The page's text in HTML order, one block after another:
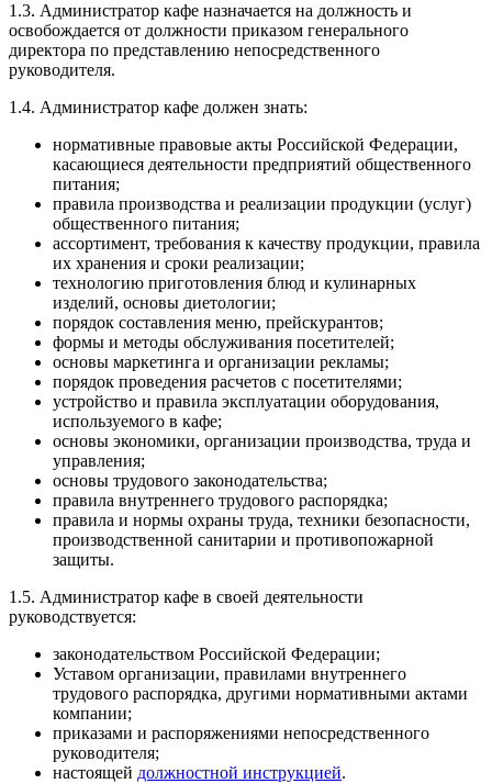
1.3. Администратор кафе назначается на должность и
освобождается от должности приказом генерального
директора по представлению непосредственного
руководителя.
1.4. Администратор кафе должен знать:
нормативные правовые акты Российской Федерации,
касающиеся деятельности предприятий общественного
питания;
правила производства и реализации продукции (услуг)
общественного питания;
ассортимент, требования к качеству продукции, правила
их хранения и сроки реализации;
технологию приготовления блюд и кулинарных
изделий, основы диетологии;
порядок составления меню, прейскурантов;
формы и методы обслуживания посетителей;
основы маркетинга и организации рекламы;
порядок проведения расчетов с посетителями;
устройство и правила эксплуатации оборудования,
используемого в кафе;
основы экономики, организации производства, труда и
управления;
основы трудового законодательства;
правила внутреннего трудового распорядка;
правила и нормы охраны труда, техники безопасности,
производственной санитарии и противопожарной
защиты.
1.5. Администратор кафе в своей деятельности
руководствуется:
законодательством Российской Федерации;
Уставом организации, правилами внутреннего
трудового распорядка, другими нормативными актами
компании;
приказами и распоряжениями непосредственного
руководителя;
настоящей должностной инструкцией.